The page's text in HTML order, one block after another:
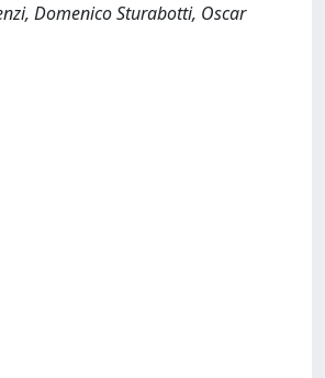
Domenico Sturabotti, Oscar